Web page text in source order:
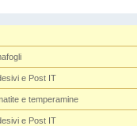
e Post IT
e temperamine
e Post IT